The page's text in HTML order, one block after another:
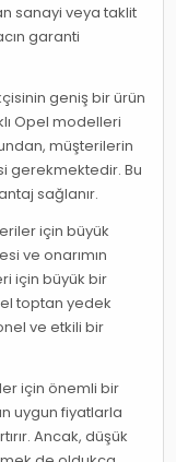
sanayi veya taklit
garanti
geniş bir ürün
Opel modelleri
müşterilerin
gerekmektedir. Bu
sağlanır.
için büyük
ve onarımın
için büyük bir
toptan yedek
ve etkili bir
için önemli bir
uygun fiyatlarla
Ancak, düşük